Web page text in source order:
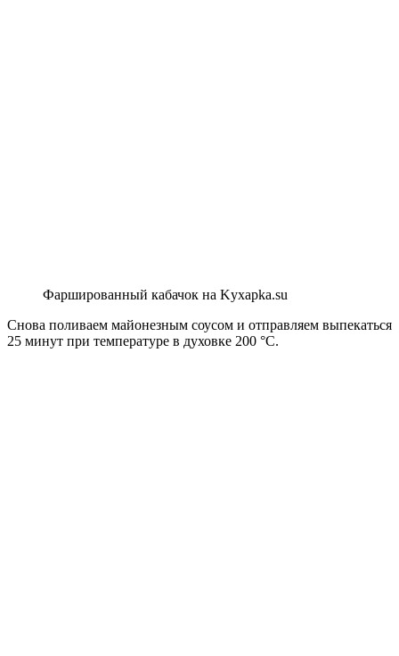
Фаршированный кабачок на Kyxapka.su
Снова поливаем майонезным соусом и отправляем выпекаться
25 минут при температуре в духовке 200 °C.